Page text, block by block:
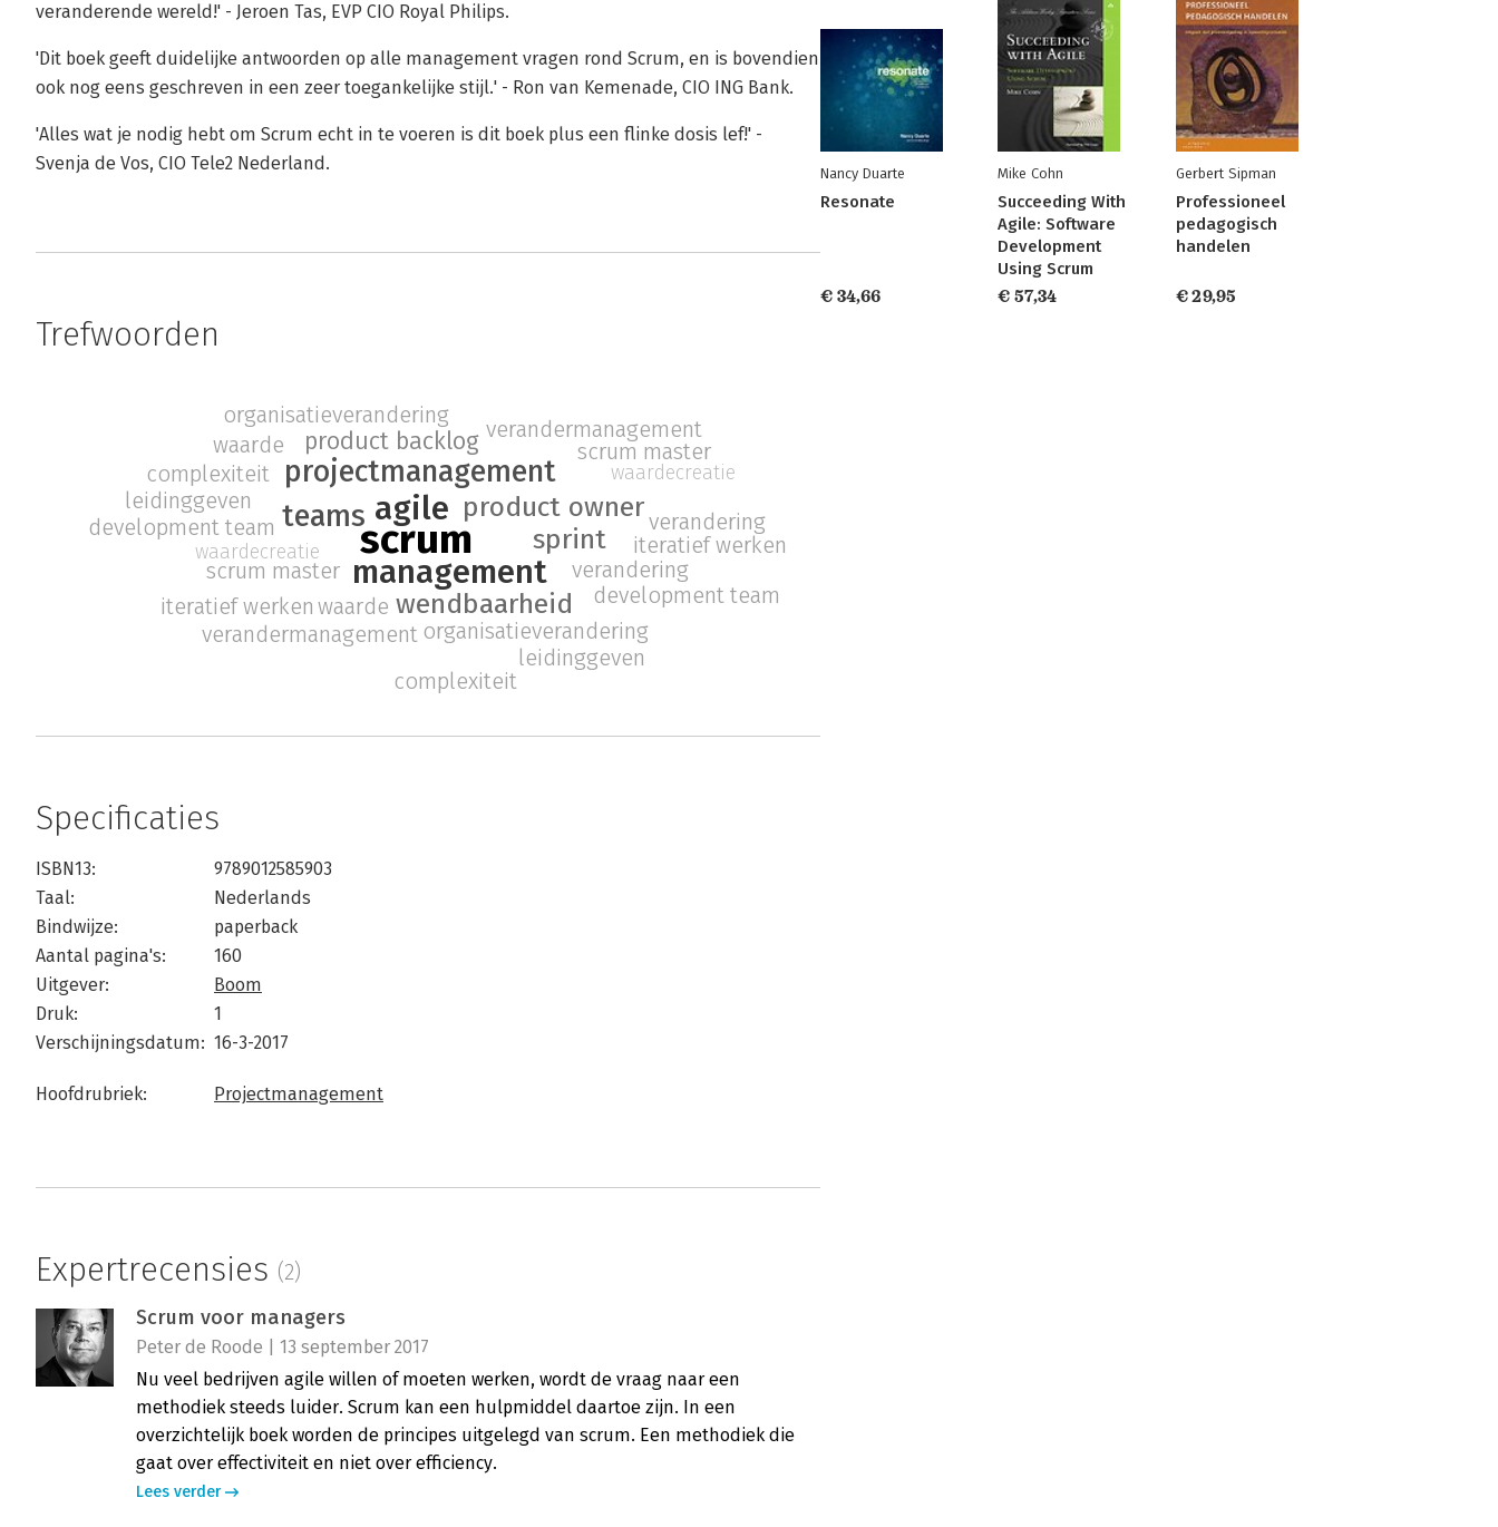
veranderende wereld!' - Jeroen Tas, EVP CIO Royal Philips.
'Dit boek geeft duidelijke antwoorden op alle management vragen rond Scrum, en is bovendien
ook nog eens geschreven in een zeer toegankelijke stijl.' - Ron van Kemenade, CIO ING Bank.
'Alles wat je nodig hebt om Scrum echt in te voeren is dit boek plus een flinke dosis lef!' -
Svenja de Vos, CIO Tele2 Nederland.
Trefwoorden
scrum
agile
management
teams
projectmanagement
product owner
wendbaarheid
sprint
product backlog
waarde
organisatieverandering
verandermanagement
scrum master
waardecreatie
verandering
iteratief werken
development team
leidinggeven
complexiteit
waarde
organisatieverandering
verandermanagement
scrum master
waardecreatie
verandering
iteratief werken
development team
leidinggeven
complexiteit
Specificaties
ISBN13:
9789012585903
Taal:
Nederlands
Bindwijze:
paperback
Aantal pagina's:
160
Uitgever:
Boom
Druk:
1
Verschijningsdatum: 16-3-2017
Hoofdrubriek: Projectmanagement
Expertrecensies (2)
Scrum voor managers
Peter de Roode | 13 september 2017
Nu veel bedrijven agile willen of moeten werken, wordt de vraag naar een
methodiek steeds luider. Scrum kan een hulpmiddel daartoe zijn. In een
overzichtelijk boek worden de principes uitgelegd van scrum. Een methodiek die
gaat over effectiviteit en niet over efficiency.
Lees verder
Nancy Duarte
Resonate
€ 34,66
Mike Cohn
Succeeding With
Agile: Software
Development
Using Scrum
€ 57,34
Gerbert Sipman
Professioneel
pedagogisch
handelen
€ 29,95